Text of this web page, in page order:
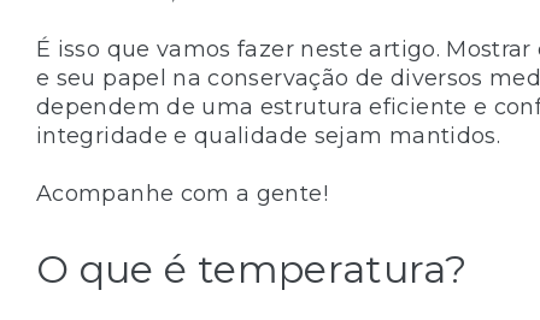
É isso que vamos fazer neste artigo.
e seu papel na conservação de diversos
dependem de uma estrutura eficiente e
integridade e qualidade sejam mantidos.
​​​Acompanhe com a gente!
O que é temperatura?